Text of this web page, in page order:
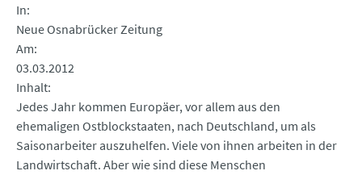
In
Neue Osnabrücker Zeitung
Am
03.03.2012
Inhalt
Jedes Jahr kommen Europäer, vor allem aus den
ehemaligen Ostblockstaaten, nach Deutschland, um als
Saisonarbeiter auszuhelfen. Viele von ihnen arbeiten in der
Landwirtschaft. Aber wie sind diese Menschen